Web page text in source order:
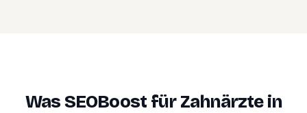
Was SEOBoost fürZahnärztein